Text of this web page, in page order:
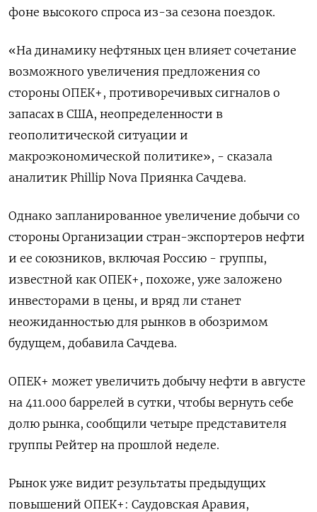
фоне высокого спроса из-за сезона поездок.
«На динамику нефтяных цен влияет сочетание
возможного увеличения предложения со
стороны ОПЕК+, противоречивых сигналов о
запасах в США, неопределенности в
геополитической ситуации и
макроэкономической политике», - сказала
аналитик Phillip Nova Приянка Сачдева.
Однако запланированное увеличение добычи со
стороны Организации стран-экспортеров нефти
и ее союзников, включая Россию - группы,
известной как ОПЕК+, похоже, уже заложено
инвесторами в цены, и вряд ли станет
неожиданностью для рынков в обозримом
будущем, добавила Сачдева.
ОПЕК+ может увеличить добычу нефти в августе
на 411.000 баррелей в сутки, чтобы вернуть себе
долю рынка, сообщили четыре представителя
группы Рейтер на прошлой неделе.
Рынок уже видит результаты предыдущих
повышений ОПЕК+: Саудовская Аравия,